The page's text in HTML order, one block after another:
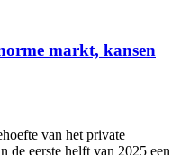
markt, kansen
van het private
de eerste helft van 2025 een